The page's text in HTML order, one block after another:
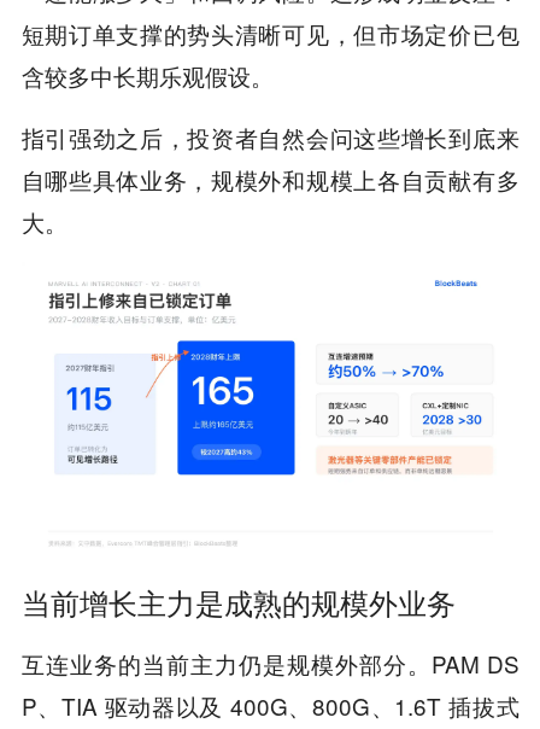
短期订单支撑的势头清晰可见，但市场定价已包
含较多中长期乐观假设。
指引强劲之后，投资者自然会问这些增长到底来
自哪些具体业务，规模外和规模上各自贡献有多
大。
当前增长主力是成熟的规模外业务
互连业务的当前主力仍是规模外部分。PAM DS
P、TIA 驱动器以及 400G、800G、1.6T 插拔式